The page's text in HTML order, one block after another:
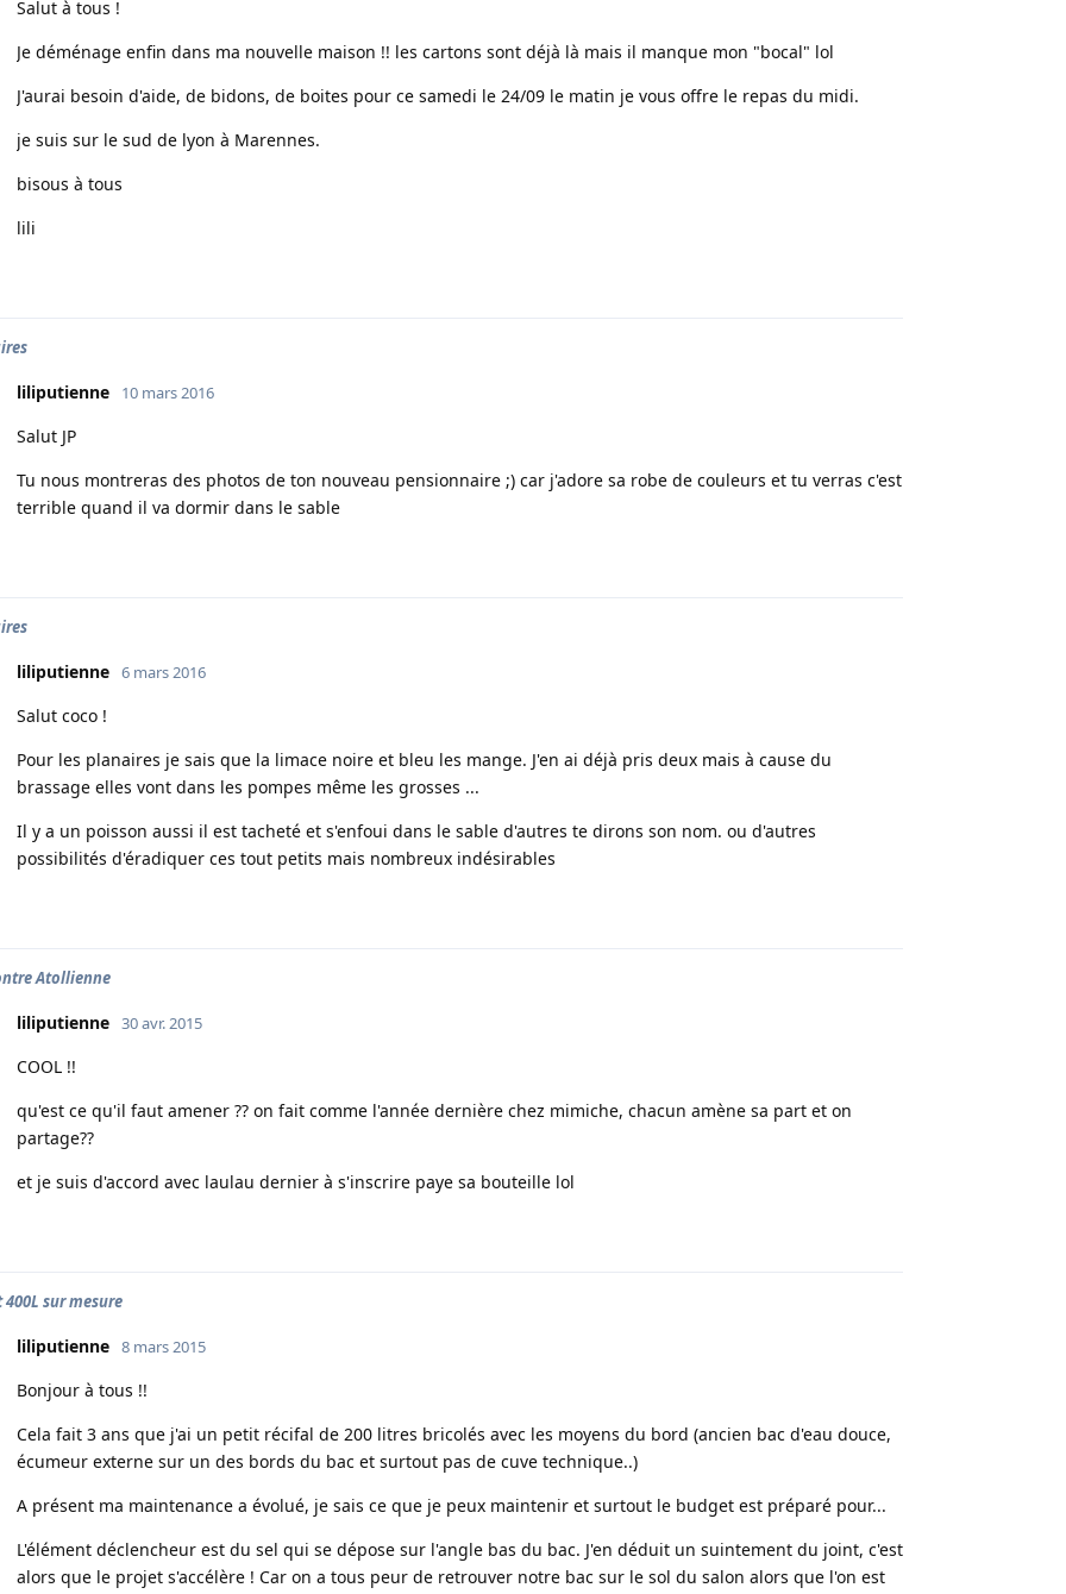
Salut à tous !
Je déménage enfin dans ma nouvelle maison !! les cartons sont déjà là mais il manque mon "bocal" lol
J'aurai besoin d'aide, de bidons, de boites pour ce samedi le 24/09 le matin je vous offre le repas du midi.
je suis sur le sud de lyon à Marennes.
bisous à tous
lili
liliputienne 10 mars 2016
Salut JP
Tu nous montreras des photos de ton nouveau pensionnaire ;) car j'adore sa robe de couleurs et tu verras c'est
terrible quand il va dormir dans le sable
liliputienne 6 mars 2016
Salut coco !
Pour les planaires je sais que la limace noire et bleu les mange. J'en ai déjà pris deux mais à cause du
brassage elles vont dans les pompes même les grosses ...
Il y a un poisson aussi il est tacheté et s'enfoui dans le sable d'autres te dirons son nom. ou d'autres
possibilités d'éradiquer ces tout petits mais nombreux indésirables
Atollienne
liliputienne 30 avr. 2015
COOL !!
qu'est ce qu'il faut amener ?? on fait comme l'année dernière chez mimiche, chacun amène sa part et on
partage??
et je suis d'accord avec laulau dernier à s'inscrire paye sa bouteille lol
sur mesure
liliputienne 8 mars 2015
Bonjour à tous !!
Cela fait 3 ans que j'ai un petit récifal de 200 litres bricolés avec les moyens du bord (ancien bac d'eau douce,
écumeur externe sur un des bords du bac et surtout pas de cuve technique..)
A présent ma maintenance a évolué, je sais ce que je peux maintenir et surtout le budget est préparé pour...
L'élément déclencheur est du sel qui se dépose sur l'angle bas du bac. J'en déduit un suintement du joint, c'est
alors que le projet s'accélère ! Car on a tous peur de retrouver notre bac sur le sol du salon alors que l'on est